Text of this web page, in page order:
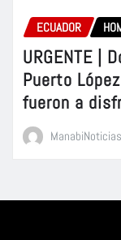
ECUADOR
URGENTE |
Puerto
fueron a
ManabiNoticias